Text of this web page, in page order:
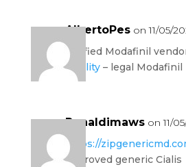
AlbertoPes on 11/05/
verified Modafinil
legality– legal Modafinil
Ronaldimaws on 11/
https://
approved generic Cialis